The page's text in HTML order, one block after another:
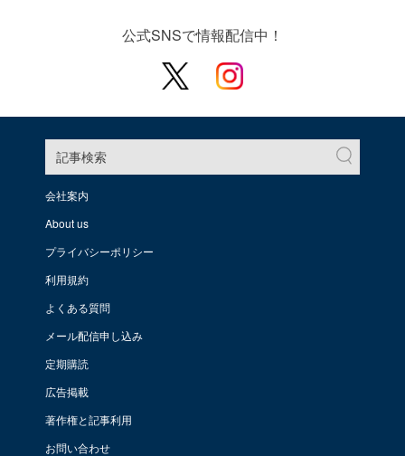
公式SNSで情報配信中！
記事検索
会社案内
About us
プライバシーポリシー
利用規約
よくある質問
メール配信申し込み
定期購読
広告掲載
著作権と記事利用
お問い合わせ